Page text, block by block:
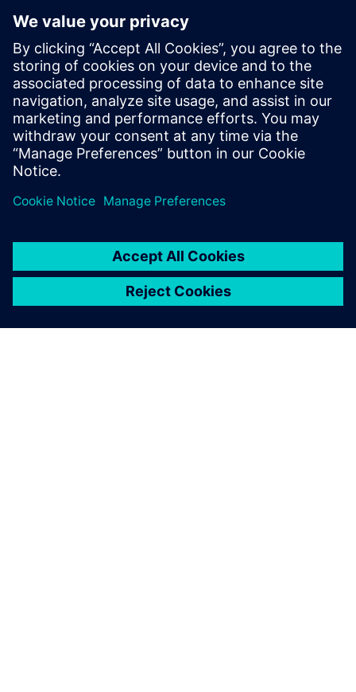
Digitalisez votre processus de
développement de batteries
Concevez des cellules, des modules et des blocs de
batteries qui surpassent les critères de qualité et de
performance. En savoir plus.